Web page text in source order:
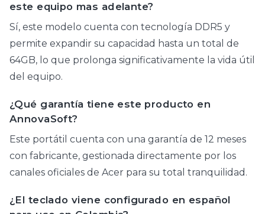
este equipo mas adelante?
Sí, este modelo cuenta con tecnología DDR5 y
permite expandir su capacidad hasta un total de
64GB, lo que prolonga significativamente la vida útil
del equipo.
¿Qué garantía tiene este producto en
AnnovaSoft?
Este portátil cuenta con una garantía de 12 meses
con fabricante, gestionada directamente por los
canales oficiales de Acer para su total tranquilidad.
¿El teclado viene configurado en español